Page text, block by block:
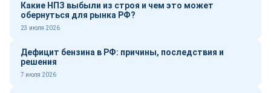
Какие НПЗ выбыли из строя и чем это может
обернуться для рынка РФ?
23 июля 2026
Дефицит бензина в РФ: причины, последствия и
решения
7 июля 2026